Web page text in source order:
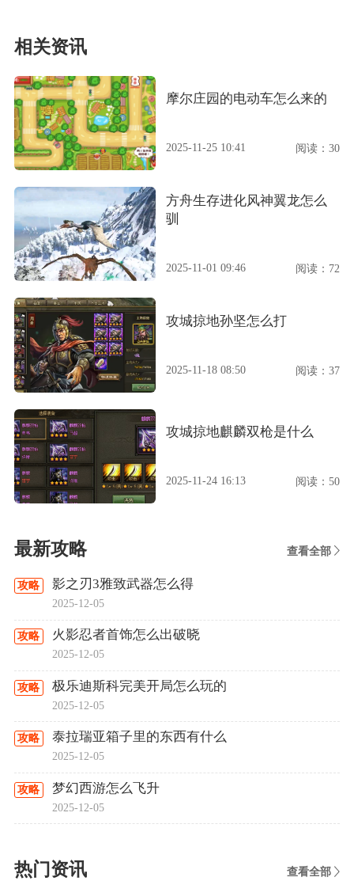
相关资讯
摩尔庄园的电动车怎么来的
2025-11-25 10:41 阅读：30
方舟生存进化风神翼龙怎么
驯
2025-11-01 09:46 阅读：72
攻城掠地孙坚怎么打
2025-11-18 08:50 阅读：37
攻城掠地麒麟双枪是什么
2025-11-24 16:13 阅读：50
最新攻略 查看全部
攻略 影之刃3雅致武器怎么得
2025-12-05
攻略 火影忍者首饰怎么出破晓
2025-12-05
攻略 极乐迪斯科完美开局怎么玩的
2025-12-05
攻略 泰拉瑞亚箱子里的东西有什么
2025-12-05
攻略 梦幻西游怎么飞升
2025-12-05
热门资讯 查看全部